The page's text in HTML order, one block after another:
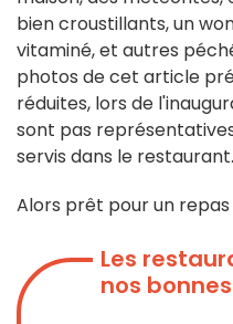
bien croustillants, un
vitaminé, et autres
photos de cet article
réduites, lors de
sont pas
servis dans le restaurant.
Alors prêt pour un
Les
nos